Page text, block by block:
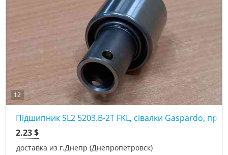
12
Підшипник SL2 5203.B-2T FKL, сівалки Gaspardo,
доставка из г.Днепр (Днепропетровск)
2.23 $